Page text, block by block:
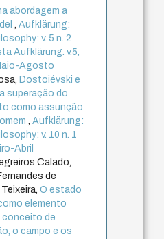
abordagem a
,Aufklärung:
v. 5 n. 2
Aufklärung. v.5,
Agosto
Dostoiévski e
superação do
como assunção
,Aufklärung:
v. 10 n. 1
Abril
Calado,
de
O estado
elemento
conceito de
o campo e os